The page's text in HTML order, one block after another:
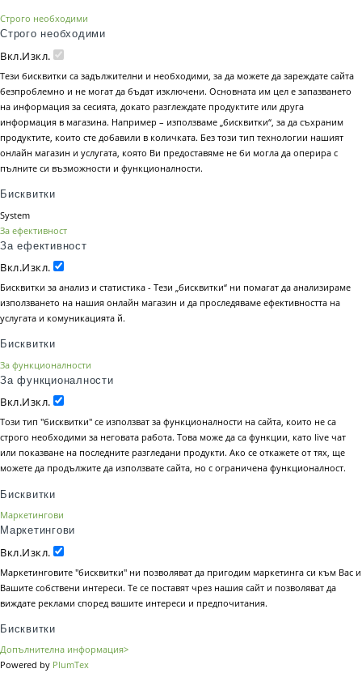
Строго необходими
Строго необходими
Вкл.Изкл.
Тези бисквитки са задължителни и необходими, за да можете да зареждате сайта
безпроблемно и не могат да бъдат изключени. Основната им цел е запазването
на информация за сесията, докато разглеждате продуктите или друга
информация в магазина. Например – използваме „бисквитки“, за да съхраним
продуктите, които сте добавили в количката. Без този тип технологии нашият
онлайн магазин и услугата, която Ви предоставяме не би могла да оперира с
пълните си възможности и функционалности.
Бисквитки
System
За ефективност
За ефективност
Вкл.Изкл.
Бисквитки за анализ и статистика - Тези „бисквитки“ ни помагат да анализираме
използването на нашия онлайн магазин и да проследяваме ефективността на
услугата и комуникацията й.
Бисквитки
За функционалности
За функционалности
Вкл.Изкл.
Този тип "бисквитки" се използват за функционалности на сайта, които не са
строго необходими за неговата работа. Това може да са функции, като live чат
или показване на последните разгледани продукти. Ако се откажете от тях, ще
можете да продължите да използвате сайта, но с ограничена функционалност.
Бисквитки
Маркетингови
Маркетингови
Вкл.Изкл.
Маркетинговите "бисквитки" ни позволяват да пригодим маркетинга си към Вас и
Вашите собствени интереси. Те се поставят чрез нашия сайт и позволяват да
виждате реклами според вашите интереси и предпочитания.
Бисквитки
Допълнителна информация>
Powered by PlumTex